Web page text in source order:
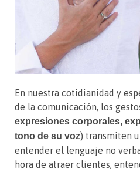
En nuestra cotidianidad y
de la comunicación, los
expresiones corporales,
tono de su voz) transmiten
entender el lenguaje no
hora de atraer clientes,